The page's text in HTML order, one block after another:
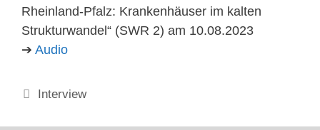
Rheinland-Pfalz: Krankenhäuser im kalten
Strukturwandel“ (SWR 2) am 10.08.2023
➔ Audio
Kategorien
Interview